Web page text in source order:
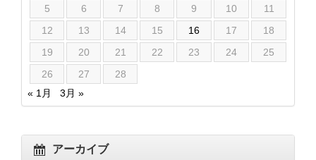
5
6 7 8 9 10
11
12
13 14 15 16 17
18
19
20 21 22 23 24
25
26
27
28
« 1月
3月 »
アーカイブ